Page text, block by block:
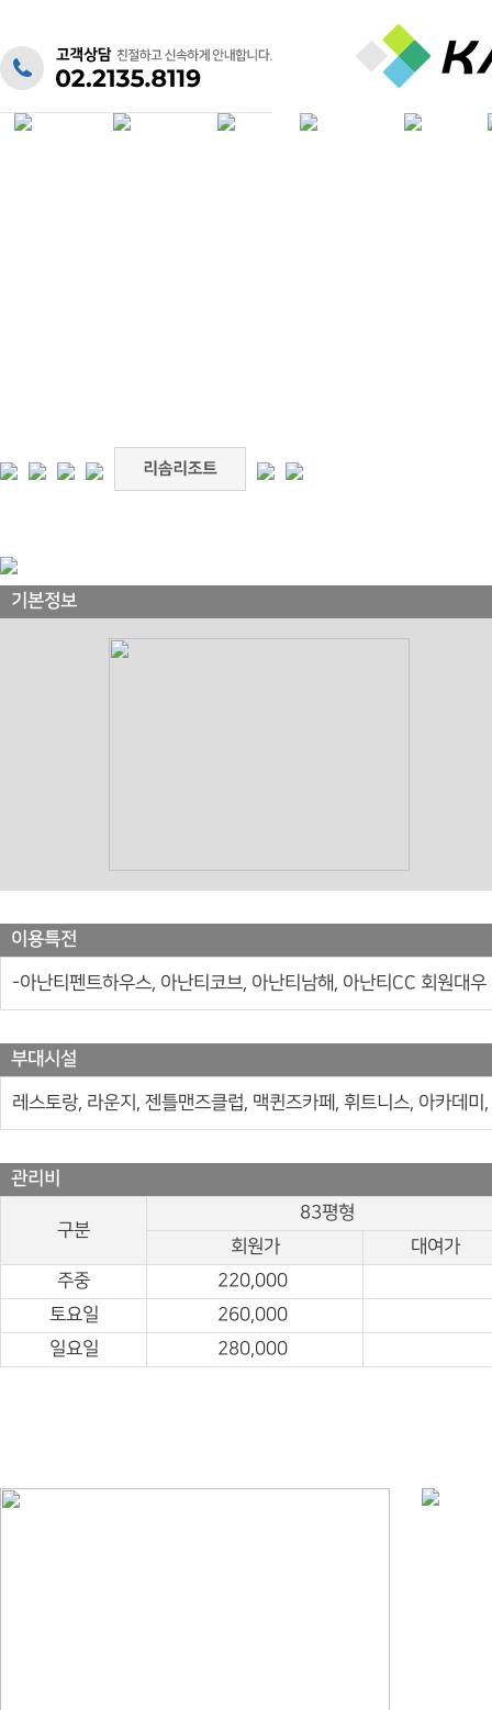
기본정보
이용특전
-아난티펜트하우스, 아난티코브, 아난티남해, 아난티CC 회원대우
부대시설
레스토랑, 라운지, 젠틀맨즈클럽, 맥퀸즈카페, 휘트니스, 아카데
관리비
구분
83평형
회원가
대여가
주중
220,000
토요일
260,000
일요일
280,000